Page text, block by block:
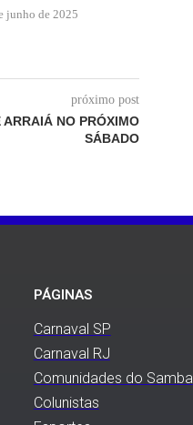
junho de 2025
próximo post
NO PRÓXIMO
SÁBADO
PÁGINAS
Carnaval SP
Carnaval RJ
Comunidades do Samba
Colunistas